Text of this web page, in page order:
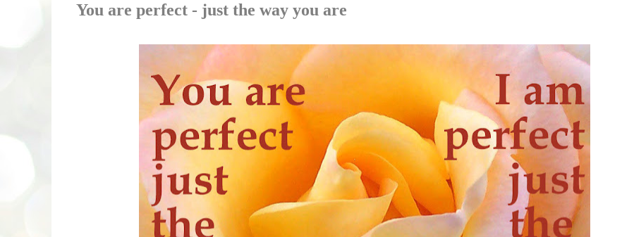
You are perfect - just the way you are